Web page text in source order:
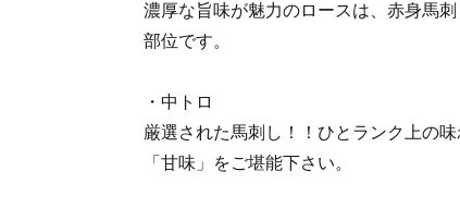
濃厚な旨味が魅力のロースは、赤身馬
部位です。
・中トロ
厳選された馬刺し！！ひとランク上の
「甘味」をご堪能下さい。